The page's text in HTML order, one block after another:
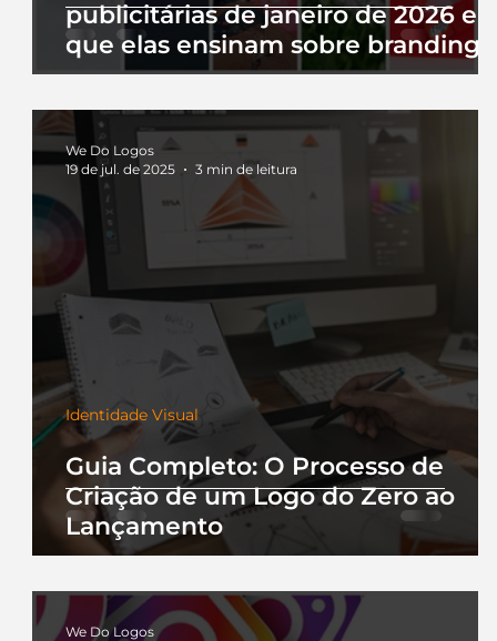
publicitárias de janeiro de 2026 e
que elas ensinam sobre branding
Guia Completo: O Processo de
Criação de um Logo do Zero ao
Lançamento
Identidade Visual
We Do Logos
19 de jul. de 2025
3 min de leitura
We Do Logos